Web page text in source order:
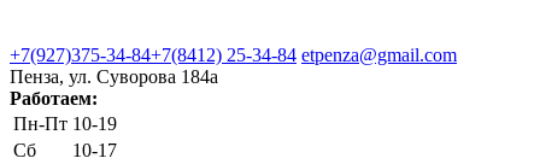
+7(927)375-34-84+7(8412) 25-34-84 etpenza@gmail.com
Пенза, ул. Cуворова 184а
Работаем:
Пн-Пт 10-19
Сб
10-17